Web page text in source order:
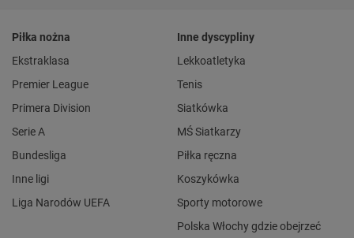
Piłka nożna
Ekstraklasa
Premier League
Primera Division
Serie A
Bundesliga
Inne ligi
Liga Narodów UEFA
Inne dyscypliny
Lekkoatletyka
Tenis
Siatkówka
MŚ Siatkarzy
Piłka ręczna
Koszykówka
Sporty motorowe
Polska Włochy gdzie obejrzeć